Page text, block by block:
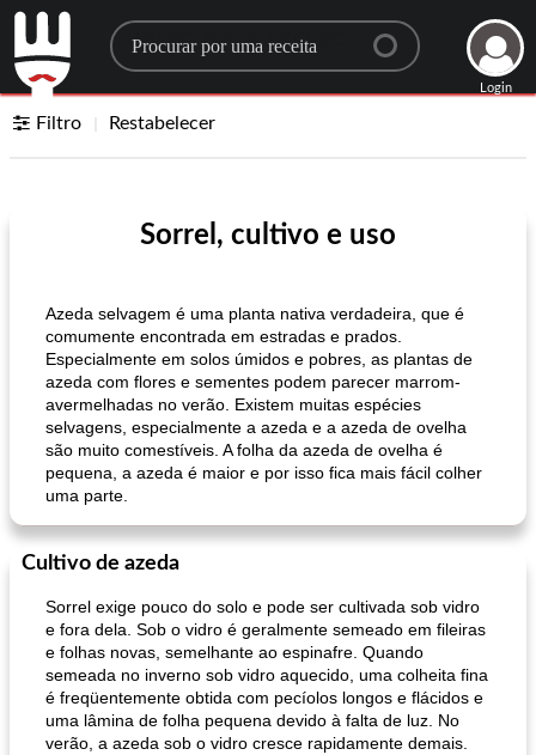
Search for a recipe
Login
Filtro Restabelecer
Sorrel, cultivo e uso
Azeda selvagem é uma planta nativa verdadeira, que é
comumente encontrada em estradas e prados.
Especialmente em solos úmidos e pobres, as plantas de
azeda com flores e sementes podem parecer marrom-
avermelhadas no verão. Existem muitas espécies
selvagens, especialmente a azeda e a azeda de ovelha
são muito comestíveis. A folha da azeda de ovelha é
pequena, a azeda é maior e por isso fica mais fácil colher
uma parte.
Cultivo de azeda
Sorrel exige pouco do solo e pode ser cultivada sob vidro
e fora dela. Sob o vidro é geralmente semeado em fileiras
e folhas novas, semelhante ao espinafre. Quando
semeada no inverno sob vidro aquecido, uma colheita fina
é freqüentemente obtida com pecíolos longos e flácidos e
uma lâmina de folha pequena devido à falta de luz. No
verão, a azeda sob o vidro cresce rapidamente demais.